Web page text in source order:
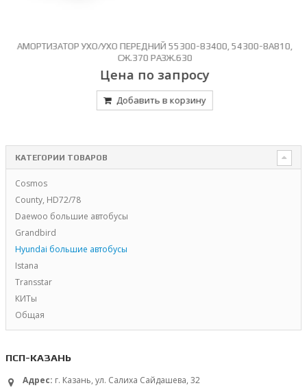
АМОРТИЗАТОР УХО/УХО ПЕРЕДНИЙ 55300-83400, 54300-8A810,
СЖ.370 РАЗЖ.630
Цена по запросу
Добавить в корзину
КАТЕГОРИИ ТОВАРОВ
Cosmos
County, HD72/78
Daewoo большие автобусы
Grandbird
Hyundai большие автобусы
Istana
Transstar
КИТы
Общая
ПСП-КАЗАНЬ
Адрес: г. Казань, ул. Салиха Сайдашева, 32